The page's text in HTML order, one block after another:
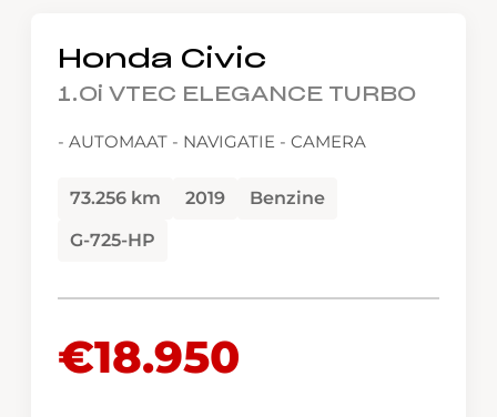
Honda Civic
1.0i VTEC ELEGANCE TURBO
- AUTOMAAT - NAVIGATIE - CAMERA
73.256 km 2019
Benzine
G-725-HP
€18.950